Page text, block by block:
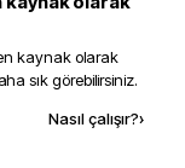
kaynak olarak
sık görebilirsiniz.
Nasıl çalışır?›